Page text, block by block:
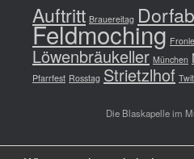
Auftritt Brauereitag
Feldmoching
Löwenbräukeller München
Pfarrfest Rosstag Strietzlhof
Die Blaskapelle im